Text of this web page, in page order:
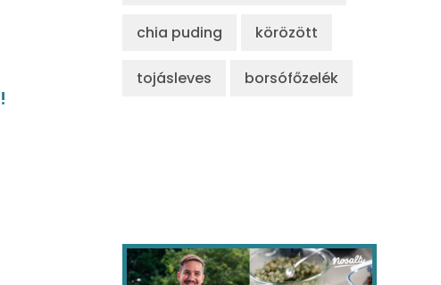
!
chia puding körözött
tojásleves borsófőzelék